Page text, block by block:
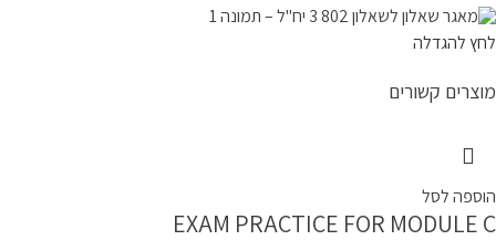
לחץ להגדלה
מוצרים קשורים
הוספה לסל
EXAM PRACTICE FOR MODULE C